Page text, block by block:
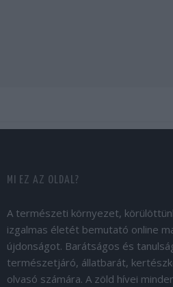
MI EZ AZ OLDAL?
A természeti környezet,
izgalmas életét bemutató online
újdonságot. Barátságos és
természetjáró, állatbarát,
olvasó számára. A zöld hívei